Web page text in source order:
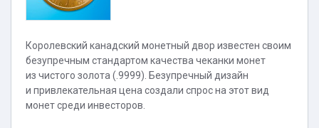
Королевский канадский монетный двор известен своим
безупречным стандартом качества чеканки монет
из чистого золота (.9999). Безупречный дизайн
и привлекательная цена создали спрос на этот вид
монет среди инвесторов.